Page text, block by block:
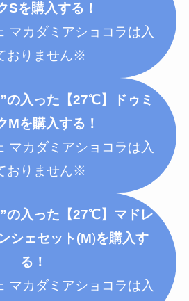
Sを購入する！
マカダミアショコラは入
おりません※
の入った【27℃】ドゥミ
Mを購入する！
マカダミアショコラは入
おりません※
の入った【27℃】マドレ
シェセット(M)を購入す
る！
マカダミアショコラは入